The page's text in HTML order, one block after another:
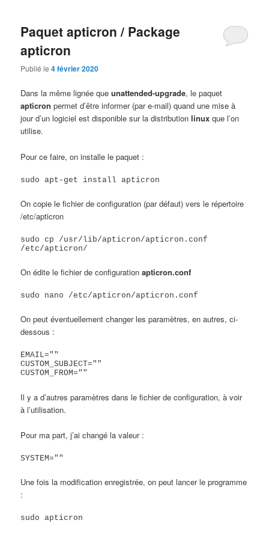
Paquet apticron / Package
apticron
Publié le4 février 2020
Dans la même lignée queunattended-upgrade, le paquet
apticron permet d’être informer (par e-mail) quand une mise à
jour d’un logiciel est disponible sur la distributionlinuxque l’on
utilise.
Pour ce faire, on installe le paquet :
sudo apt-get install apticron
On copie le fichier de configuration (par défaut) vers le répertoire
/etc/apticron
sudo cp /usr/lib/apticron/apticron.conf
/etc/apticron/
On édite le fichier de configurationapticron.conf
sudo nano /etc/apticron/apticron.conf
On peut éventuellement changer les paramètres, en autres, ci-
dessous :
EMAIL=""
CUSTOM_SUBJECT=""
CUSTOM_FROM=""
Il y a d’autres paramètres dans le fichier de configuration, à voir
à l’utilisation.
Pour ma part, j’ai changé la valeur :
SYSTEM=""
Une fois la modification enregistrée, on peut lancer le programme
:
sudo apticron